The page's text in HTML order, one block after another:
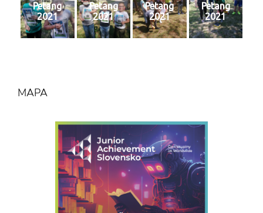
Petang
2021
Petang
2021
Petang
2021
Petang
2021
MAPA